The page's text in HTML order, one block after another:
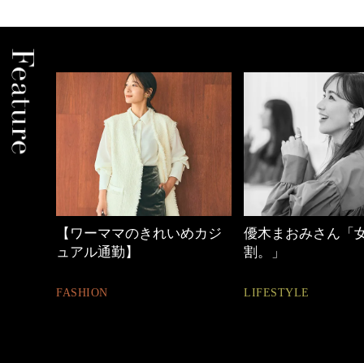
優木まおみさん「女の時間
割。」
LIFESTYLE
40代の小顔メイク